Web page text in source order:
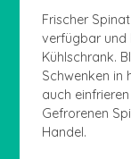
Frischer
verfügbar und
Kühlschrank.
Schwenken in
auch
Gefrorenen
Handel.